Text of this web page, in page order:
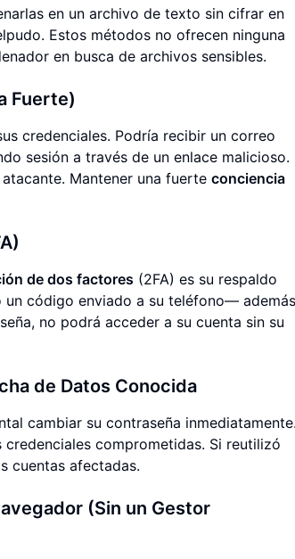
en un archivo de texto sin cifrar en
Estos métodos no ofrecen ninguna
en busca de archivos sensibles.
Fuerte)
credenciales. Podría recibir un correo
sesión a través de un enlace malicioso.
Mantener una fuerte conciencia
de dos factores (2FA) es su respaldo
código enviado a su teléfono— además
no podrá acceder a su cuenta sin su
de Datos Conocida
cambiar su contraseña inmediatamente.
comprometidas. Si reutilizó
cuentas afectadas.
(Sin un Gestor